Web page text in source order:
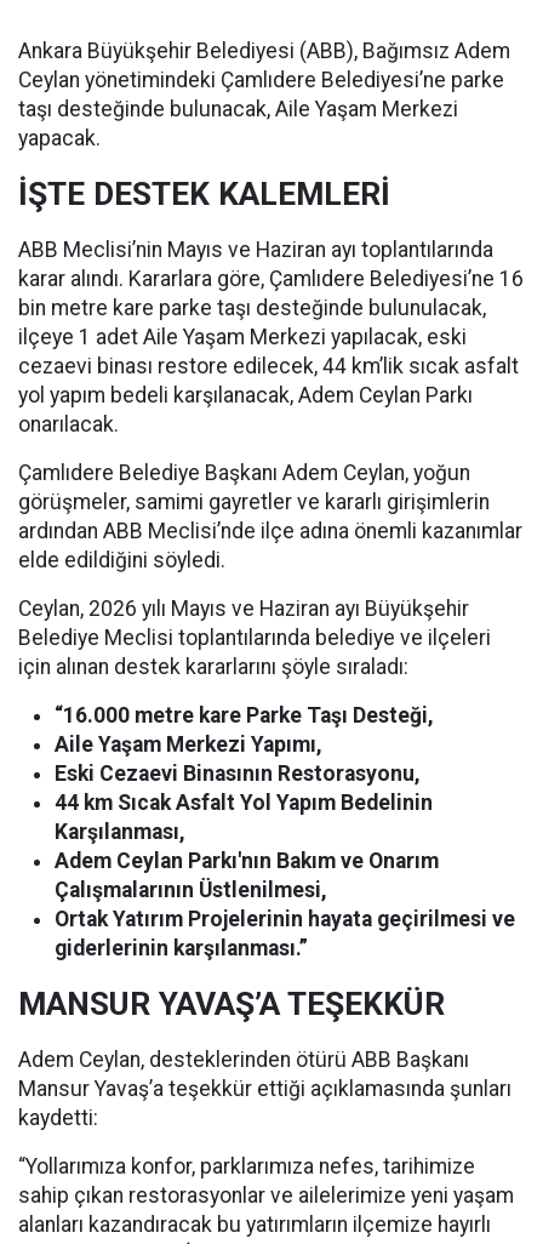
Ankara Büyükşehir Belediyesi (ABB), Bağımsız Adem
Ceylan yönetimindeki Çamlıdere Belediyesi’ne parke
taşı desteğinde bulunacak, Aile Yaşam Merkezi
yapacak.
İŞTE DESTEK KALEMLERİ
ABB Meclisi’nin Mayıs ve Haziran ayı toplantılarında
karar alındı. Kararlara göre, Çamlıdere Belediyesi’ne 16
bin metre kare parke taşı desteğinde bulunulacak,
ilçeye 1 adet Aile Yaşam Merkezi yapılacak, eski
cezaevi binası restore edilecek, 44 km’lik sıcak asfalt
yol yapım bedeli karşılanacak, Adem Ceylan Parkı
onarılacak.
Çamlıdere Belediye Başkanı Adem Ceylan, yoğun
görüşmeler, samimi gayretler ve kararlı girişimlerin
ardından ABB Meclisi’nde ilçe adına önemli kazanımlar
elde edildiğini söyledi.
Ceylan, 2026 yılı Mayıs ve Haziran ayı Büyükşehir
Belediye Meclisi toplantılarında belediye ve ilçeleri
için alınan destek kararlarını şöyle sıraladı:
“16.000 metre kare Parke Taşı Desteği,
Aile Yaşam Merkezi Yapımı,
Eski Cezaevi Binasının Restorasyonu,
44 km Sıcak Asfalt Yol Yapım Bedelinin
Karşılanması,
Adem Ceylan Parkı'nın Bakım ve Onarım
Çalışmalarının Üstlenilmesi,
Ortak Yatırım Projelerinin hayata geçirilmesi ve
giderlerinin karşılanması.”
MANSUR YAVAŞ’A TEŞEKKÜR
Adem Ceylan, desteklerinden ötürü ABB Başkanı
Mansur Yavaş’a teşekkür ettiği açıklamasında şunları
kaydetti:
“Yollarımıza konfor, parklarımıza nefes, tarihimize
sahip çıkan restorasyonlar ve ailelerimize yeni yaşam
alanları kazandıracak bu yatırımların ilçemize hayırlı